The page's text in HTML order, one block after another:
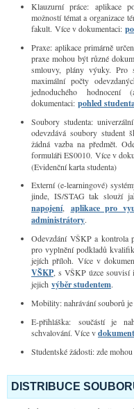
Klauzurní práce: aplikace
možností témat a organizace
fakult. Více v dokumentaci:
Praxe: aplikace primárně
praxe mohou být různé
smlouvy, plány výuky. Pro
maximální počty
jednoduchého
dokumentaci: pohled
Soubory studenta:
odevzdává soubory student
žádná vazba na předmět.
formuláři ES0010. Více v
(Evidenční karta studenta)
Externí (e-learningové)
jinde, IS/STAG tak slouží
napojení, aplikace pro
administrátory.
Odevzdání VŠKP a kontrola
pro vyplnění podkladů
jejích příloh. Více v
VŠKP, s VŠKP úzce souvisí
jejich výběr studentem.
Mobility: nahrávání souborů
E-přihláška:
součástí je
schvalování. Více v
Studentské žádosti: zde
DISTRIBUCE